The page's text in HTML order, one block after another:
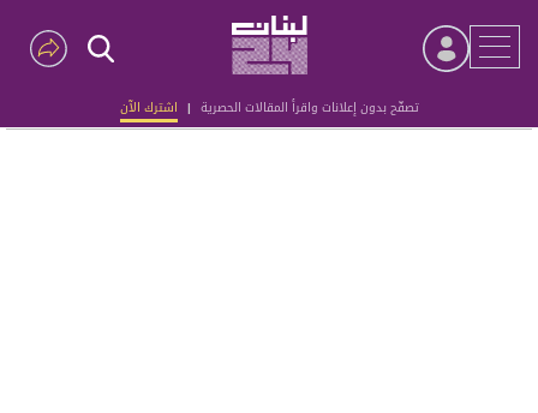
تصفّح بدون إعلانات واقرأ المقالات الحصرية | اشترك الآن
Advertisement